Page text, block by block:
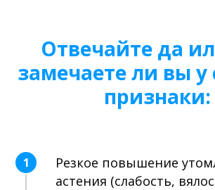
Отвечайте да
замечаете ли вы у
признаки:
1
Резкое повышение
астения (слабость,